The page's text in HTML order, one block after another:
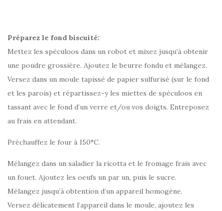
Préparez le fond biscuité:
Mettez les spéculoos dans un robot et mixez jusqu’à obtenir
une poudre grossière. Ajoutez le beurre fondu et mélangez.
Versez dans un moule tapissé de papier sulfurisé (sur le fond
et les parois) et répartissez-y les miettes de spéculoos en
tassant avec le fond d’un verre et/ou vos doigts. Entreposez
au frais en attendant.
Préchauffez le four à 150°C.
Mélangez dans un saladier la ricotta et le fromage frais avec
un fouet. Ajoutez les oeufs un par un, puis le sucre.
Mélangez jusqu’à obtention d’un appareil homogène.
Versez délicatement l’appareil dans le moule, ajoutez les